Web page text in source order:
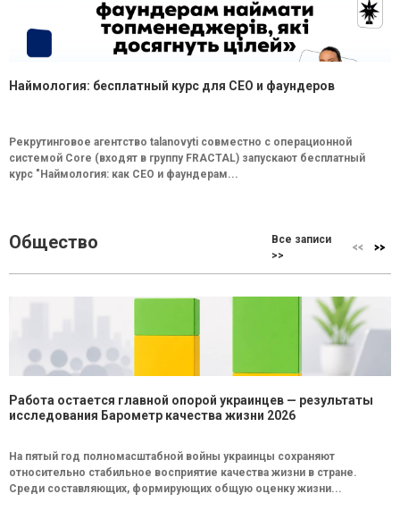
Наймология: бесплатный курс для CEO и фаундеров
Рекрутинговое агентство talanovyti совместно с операционной
системой Core (входят в группу FRACTAL) запускают бесплатный
курс "Наймология: как СEO и фаундерам...
Общество
Все записи
>>
Работа остается главной опорой украинцев — результаты
исследования Барометр качества жизни 2026
На пятый год полномасштабной войны украинцы сохраняют
относительно стабильное восприятие качества жизни в стране.
Среди составляющих, формирующих общую оценку жизни...